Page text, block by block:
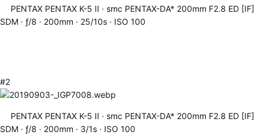
PENTAX PENTAX K-5 II
smc PENTAX-DA* 200mm F2.8 ED [IF]
SDM
ƒ/8 200mm 25/10s ISO 100
#2
PENTAX PENTAX K-5 II
smc PENTAX-DA* 200mm F2.8 ED [IF]
SDM
ƒ/8 200mm 3/1s ISO 100